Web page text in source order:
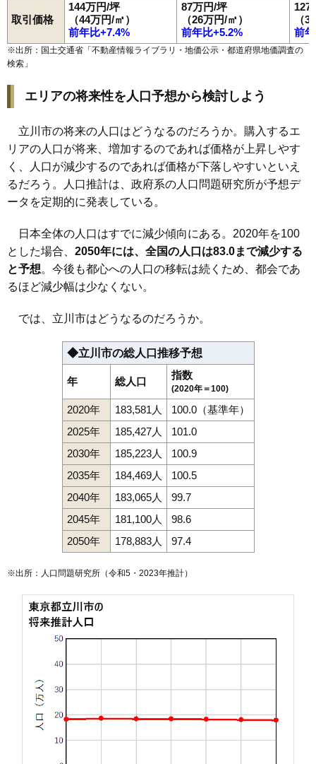
取引価格
144万円/坪
（44万円/㎡）
前年比+7.4%
87万円/坪
（26万円/㎡）
前年比+5.2%
127
（
前
※出所：国土交通省「 不動産情報ライブラリ・地価公示・都道府県地価調査の
検索 」
エリアの将来性を人口予想から検討しよう
立川市の将来の人口はどうなるのだろうか。購入するエ
リアの人口が将来、増加するのであれば価格が上昇しやす
く、人口が減少するのであれば価格が下落しやすいといえ
るだろう。人口推計は、政府系の人口問題研究所が予想デ
ータを定期的に発表している。
日本全体の人口はすでに減少傾向にある。2020年を100
とした場合、 2050年には、全国の人口は83.0まで減少する
と予想。今後も都心への人口の移転は続くため、都会であ
るほど減少幅は少なくない。
では、立川市はどうなるのだろうか。
◆立川市の総人口推移予想
年 総人口
指数
(2020年＝100)
2020年 183,581人
100.0（基準年）
2025年
185,427人
101.0
2030年
185,223人
100.9
2035年
184,469人
100.5
2040年
183,065人
99.7
2045年
181,100人
98.6
2050年
178,883人 97.4
※出所：人口問題研究所（令和5・2023年推計）